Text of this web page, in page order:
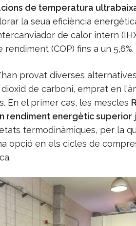
de temperatura
la seua eficiència
de calor intern
(COP) fins a un 5,6%.
provat diverses
dioxid de carboni, emprat en
En el primer cas, les mescles
rendiment energètic superior
termodinàmiques, per la
opció en els cicles de